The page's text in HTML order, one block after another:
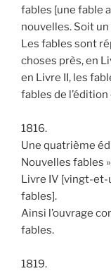
fables [une fable
nouvelles. Soit
Les fables sont
choses près, en
en Livre II, les
fables de l’édition
1816.
Une quatrième
Nouvelles fables
Livre IV [vingt-et-
fables].
Ainsi l’ouvrage
fables.
1819.